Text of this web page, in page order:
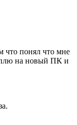
что понял что мне
на новый ПК и